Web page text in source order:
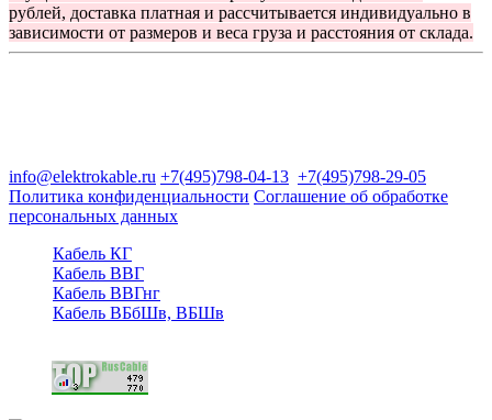
рублей, доставка платная и рассчитывается индивидуально в
зависимости от размеров и веса груза и расстояния от склада.
info@elektrokable.ru +7(495)798-04-13 +7(495)798-29-05
Политика конфиденциальности Соглашение об обработке
персональных данных
Кабель КГ
Кабель ВВГ
Кабель ВВГнг
Кабель ВБбШв, ВБШв